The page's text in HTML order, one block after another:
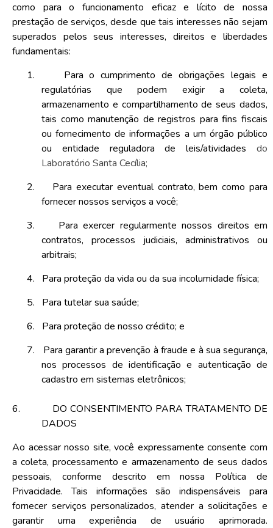
como para o funcionamento eficaz e lícito de nossa
prestação de serviços, desde que tais interesses não sejam
superados pelos seus interesses, direitos e liberdades
fundamentais:
1.
Para o cumprimento de obrigações legais e
regulatórias que podem exigir a coleta,
armazenamento e compartilhamento de seus dados,
tais como manutenção de registros para fins fiscais
ou fornecimento de informações a um órgão público
ou entidade reguladora de leis/atividadesdo
Laboratório Santa Cecília;
2.
Para executar eventual contrato, bem como para
fornecer nossos serviços a você;
3.
Para exercer regularmente nossos direitos em
contratos, processos judiciais, administrativos ou
arbitrais;
4.
Para proteção da vida ou da sua incolumidade física;
5.
Para tutelar sua saúde;
6.
Para proteção de nosso crédito; e
7.
Para garantir a prevenção à fraude e à sua segurança,
nos processos de identificação e autenticação de
cadastro em sistemas eletrônicos;
6.
DO CONSENTIMENTO PARA TRATAMENTO DE
DADOS
Ao acessar nosso site, você expressamente consente com
a coleta, processamento e armazenamento de seus dados
pessoais, conforme descrito em nossa Política de
Privacidade. Tais informações são indispensáveis para
fornecer serviços personalizados, atender a solicitações e
garantir uma experiência de usuário aprimorada.